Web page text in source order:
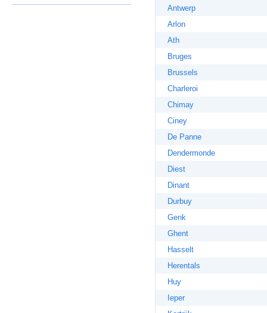
Antwerp
Arlon
Ath
Bruges
Brussels
Charleroi
Chimay
Ciney
De Panne
Dendermonde
Diest
Dinant
Durbuy
Genk
Ghent
Hasselt
Herentals
Huy
Ieper